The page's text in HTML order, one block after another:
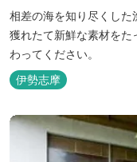
相差の海を知り尽くした
獲れたて新鮮な素材を
わってください。
伊勢志摩